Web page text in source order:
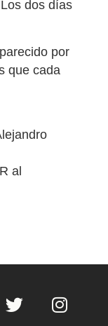
dos días
por
que cada
al